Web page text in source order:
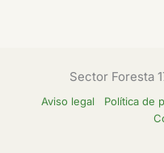
Sector Foresta
Aviso legal Política de